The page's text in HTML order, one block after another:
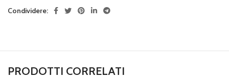
Condividere:
PRODOTTI CORRELATI